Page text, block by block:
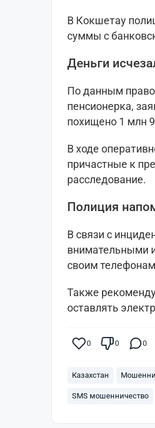
В Кокшетау
суммы с
Деньги
По данным
пенсионерка,
похищено 1 млн
В ходе
причастные к
расследование.
Полиция
В связи с
внимательными
своим
Также
оставлять
0 0 0
Казахстан
SMS мошенничество